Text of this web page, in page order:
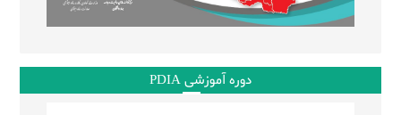
دوره آموزشی PDIA